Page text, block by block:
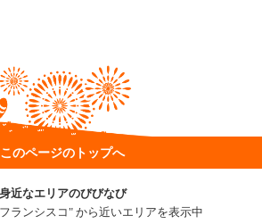
このページのトップへ
身近なエリアのびびなび
ランシスコ" から近いエリアを表示中